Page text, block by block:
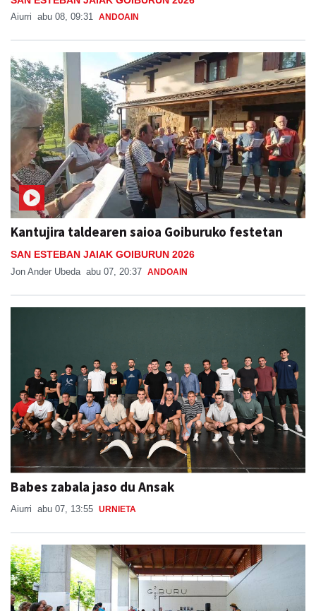
Aiurri abu 08, 09:31 ANDOAIN
Kantujira taldearen saioa Goiburuko festetan
SAN ESTEBAN JAIAK GOIBURUN 2026
Jon Ander Ubeda abu 07, 20:37 ANDOAIN
Babes zabala jaso du Ansak
Aiurri abu 07, 13:55 URNIETA